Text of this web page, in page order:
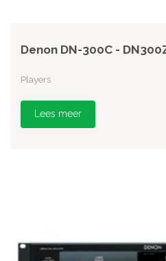
Denon DN-300C -
Players
Lees meer